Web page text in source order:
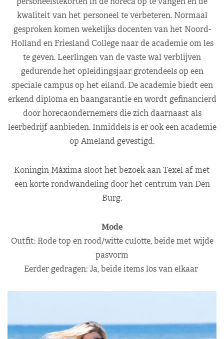
kwaliteit van het personeel te verbeteren. Normaal
gesproken komen wekelijks docenten van het Noord-
Holland en Friesland College naar de academie om les
te geven. Leerlingen van de vaste wal verblijven
gedurende het opleidingsjaar grotendeels op een
speciale campus op het eiland. De academie biedt een
erkend diploma en baangarantie en wordt gefinancierd
door horecaondernemers die zich daarnaast als
leerbedrijf aanbieden. Inmiddels is er ook een academie
op Ameland gevestigd.
Koningin Máxima sloot het bezoek aan Texel af met
een korte rondwandeling door het centrum van Den
Burg.
Mode
Outfit: Rode top en rood/witte culotte, beide met wijde
pasvorm
Eerder gedragen: Ja, beide items los van elkaar